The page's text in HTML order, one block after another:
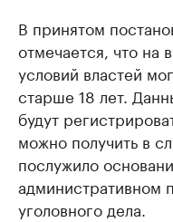
В принятом
отмечается, что на
условий властей
старше 18 лет.
будут
можно получить в
послужило
административном
уголовного дела.